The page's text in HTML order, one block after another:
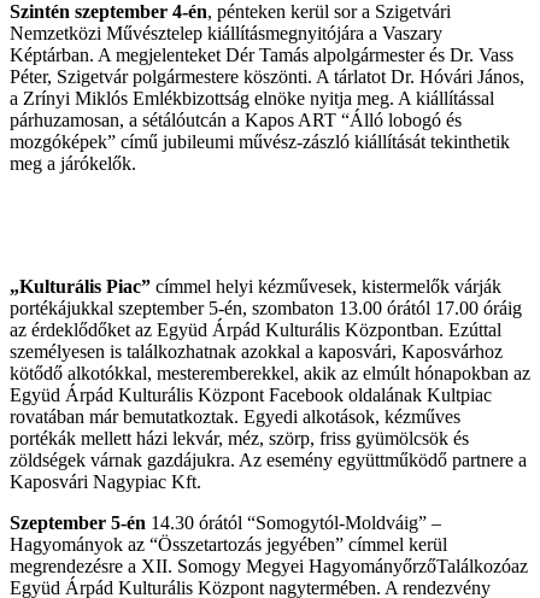
Szintén szeptember 4-én, pénteken kerül sor a Szigetvári
Nemzetközi Művésztelep kiállításmegnyitójára a Vaszary
Képtárban. A megjelenteket Dér Tamás alpolgármester és Dr. Vass
Péter, Szigetvár polgármestere köszönti. A tárlatot Dr. Hóvári János,
a Zrínyi Miklós Emlékbizottság elnöke nyitja meg. A kiállítással
párhuzamosan, a sétálóutcán a Kapos ART “Álló lobogó és
mozgóképek” című jubileumi művész-zászló kiállítását tekinthetik
meg a járókelők.
„Kulturális Piac” címmel helyi kézművesek, kistermelők várják
portékájukkal szeptember 5-én, szombaton 13.00 órától 17.00 óráig
az érdeklődőket az Együd Árpád Kulturális Központban. Ezúttal
személyesen is találkozhatnak azokkal a kaposvári, Kaposvárhoz
kötődő alkotókkal, mesteremberekkel, akik az elmúlt hónapokban az
Együd Árpád Kulturális Központ Facebook oldalának Kultpiac
rovatában már bemutatkoztak. Egyedi alkotások, kézműves
portékák mellett házi lekvár, méz, szörp, friss gyümölcsök és
zöldségek várnak gazdájukra. Az esemény együttműködő partnere a
Kaposvári Nagypiac Kft.
Szeptember 5-én 14.30 órától “Somogytól-Moldváig” –
Hagyományok az “Összetartozás jegyében” címmel kerül
megrendezésre a XII. Somogy Megyei HagyományőrzőTalálkozóaz
Együd Árpád Kulturális Központ nagytermében. A rendezvény